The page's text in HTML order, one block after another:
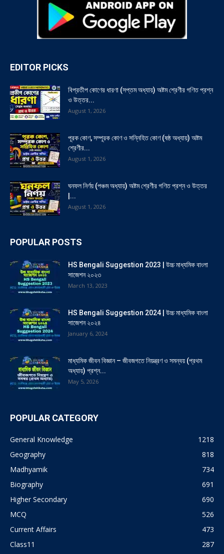
EDITOR PICKS
বিপ্রতীপ কোণের ধারণা (সপ্তম অধ্যায়) অষ্টম শ্রেণীর গণিত প্রশ্ন
ও উত্তর...
August 1, 2026
পূরক কোণ, সম্পূরক কোণ ও সন্নিহিত কোণ (ষষ্ঠ অধ্যায়) অষ্টম
শ্রেণীর...
August 1, 2026
ঘনফল নির্ণয় (পঞ্চম অধ্যায়) অষ্টম শ্রেণীর গণিত প্রশ্ন ও উত্তর
|...
August 1, 2026
POPULAR POSTS
HS Bengali Suggestion 2023 | উচ্চ মাধ্যমিক বাংলা
সাজেশন ২০২৩
March 13, 2023
HS Bengali Suggestion 2024 | উচ্চ মাধ্যমিক বাংলা
সাজেশন ২০২৪
January 6, 2024
মাধ্যমিক জীবন বিজ্ঞান – জীবজগতে নিয়ন্ত্রণ ও সমন্বয় (প্রথম
অধ্যায়) প্রশ্ন...
May 5, 2026
POPULAR CATEGORY
General Knowledge
1218
Geography
818
Madhyamik
734
Biography
691
Higher Secondary
690
MCQ
526
Current Affairs
473
Class11
287